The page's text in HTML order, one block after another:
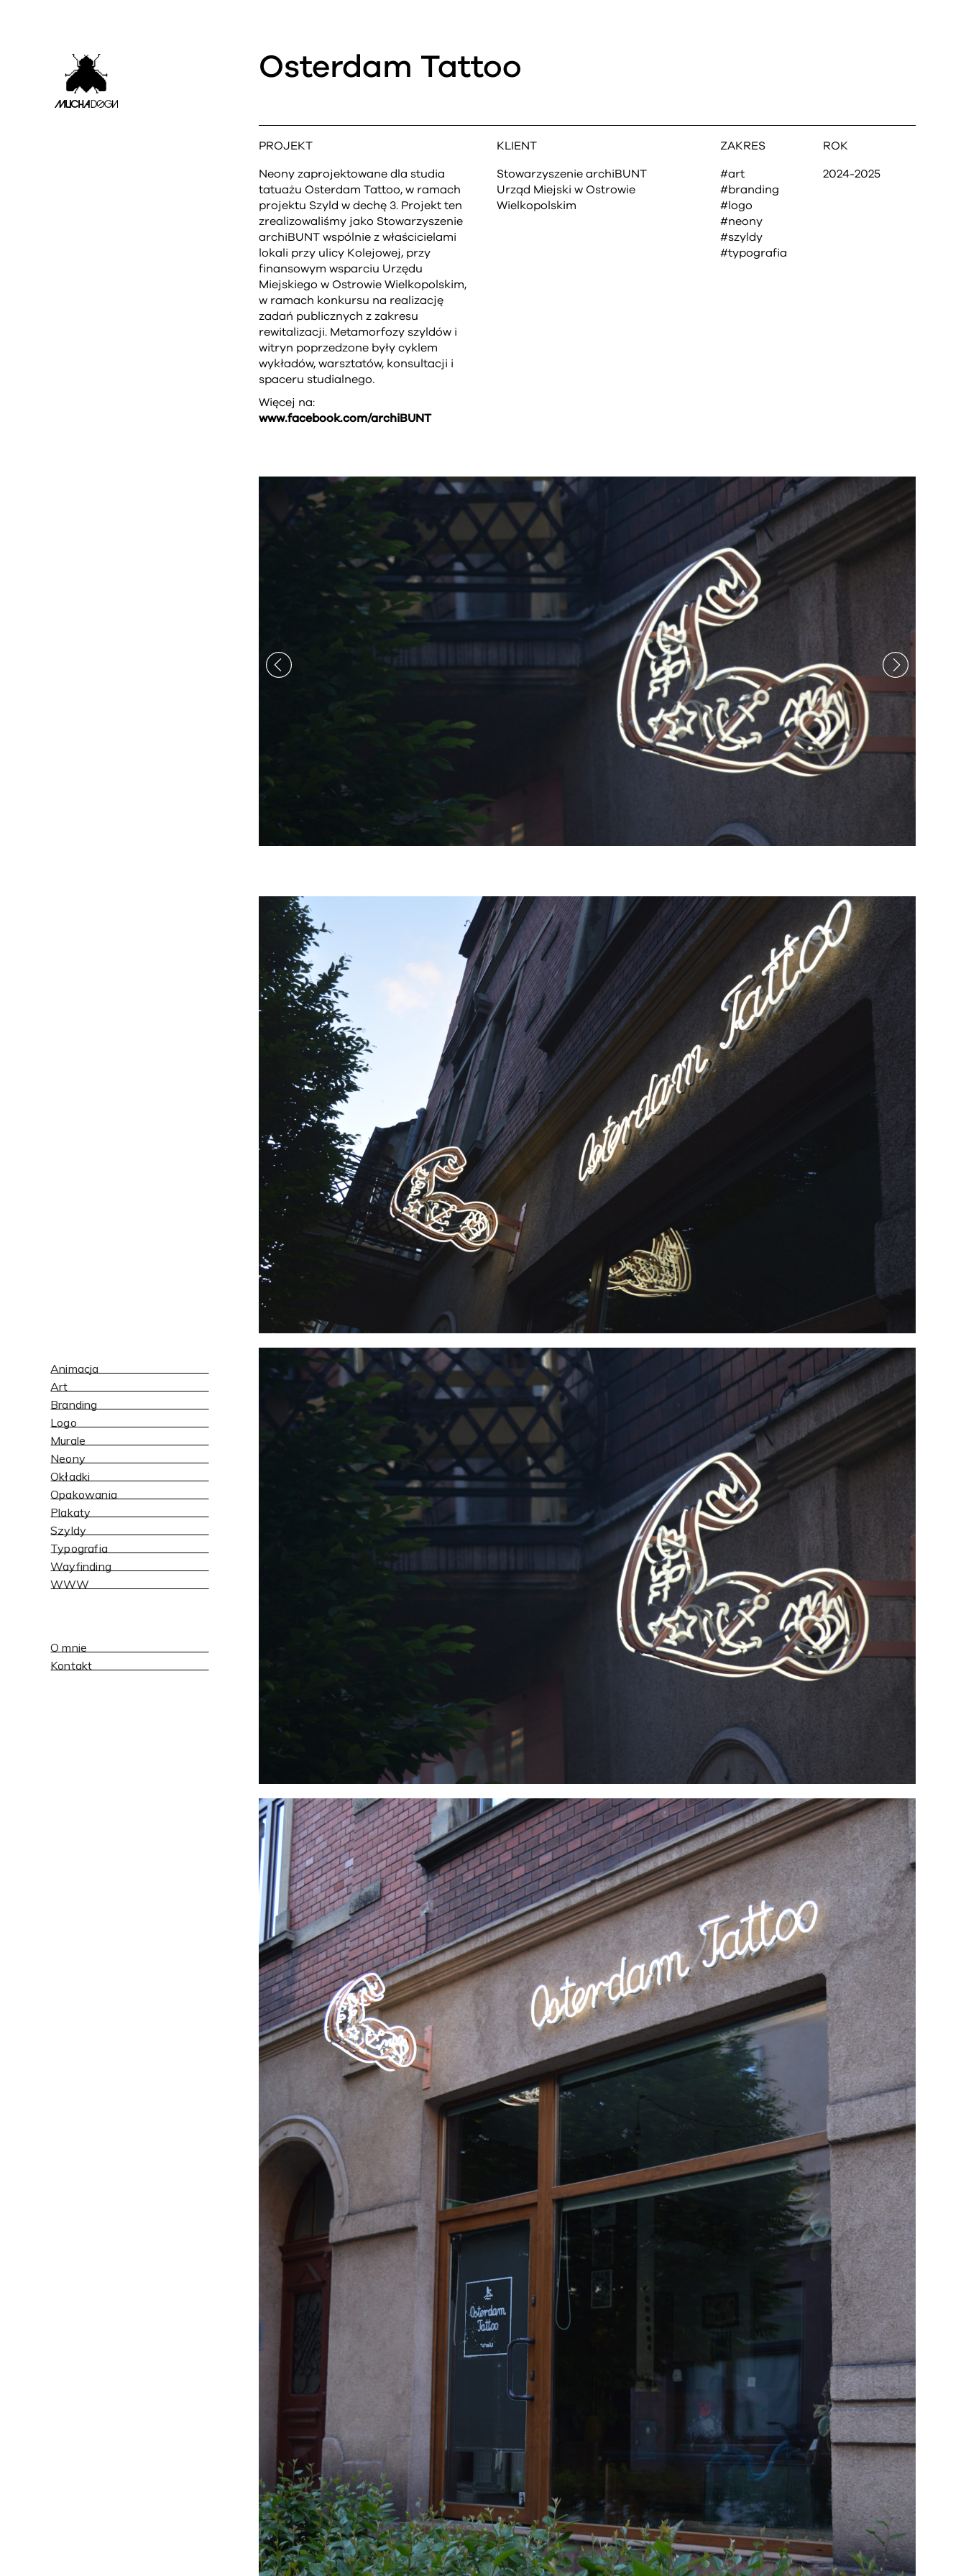
Animacja
Art
Branding
Logo
Murale
Neony
Okładki
Opakowania
Plakaty
Szyldy
Typografia
Wayfinding
WWW
O mnie
Kontakt
Osterdam Tattoo
PROJEKT
Neony zaprojektowane dla studia
tatuażu Osterdam Tattoo, w ramach
projektu Szyld w dechę 3. Projekt ten
zrealizowaliśmy jako Stowarzyszenie
archiBUNT wspólnie z właścicielami
lokali przy ulicy Kolejowej, przy
finansowym wsparciu Urzędu
Miejskiego w Ostrowie Wielkopolskim,
w ramach konkursu na realizację
zadań publicznych z zakresu
rewitalizacji. Metamorfozy szyldów i
witryn poprzedzone były cyklem
wykładów, warsztatów, konsultacji i
spaceru studialnego.
Więcej na:
www.facebook.com/archiBUNT
KLIENT
Stowarzyszenie archiBUNT
Urząd Miejski w Ostrowie
Wielkopolskim
ZAKRES
#art
#branding
#logo
#neony
#szyldy
#typografia
ROK
2024-2025